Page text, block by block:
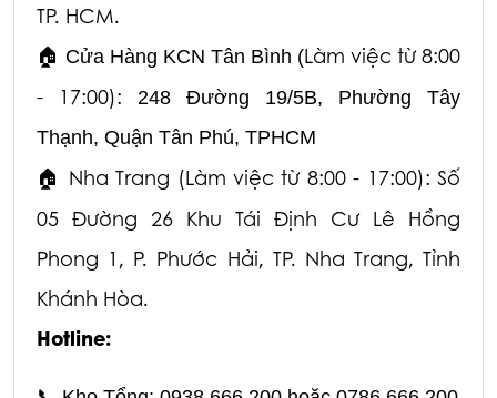
TP. HCM.
🏠 Cửa Hàng KCN Tân Bình (Làm việc từ 8:00
- 17:00):
248 Đường 19/5B, Phường Tây
Thạnh, Quận Tân Phú, TPHCM
🏠 Nha Trang (Làm việc từ 8:00 - 17:00): Số
05 Đường 26 Khu Tái Định Cư Lê Hồng
Phong 1, P. Phước Hải, TP. Nha Trang, Tỉnh
Khánh Hòa.
Hotline: